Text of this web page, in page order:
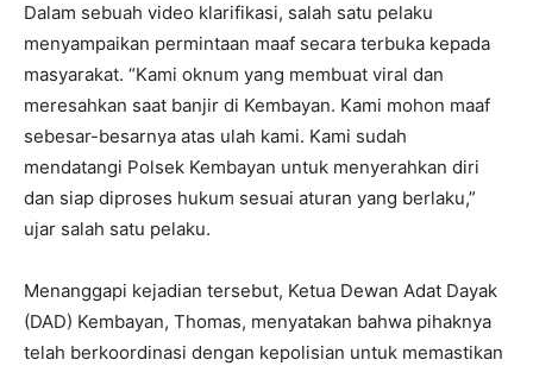
Dalam sebuah video klarifikasi, salah satu pelaku
menyampaikan permintaan maaf secara terbuka kepada
masyarakat. “Kami oknum yang membuat viral dan
meresahkan saat banjir di Kembayan. Kami mohon maaf
sebesar-besarnya atas ulah kami. Kami sudah
mendatangi Polsek Kembayan untuk menyerahkan diri
dan siap diproses hukum sesuai aturan yang berlaku,”
ujar salah satu pelaku.
Menanggapi kejadian tersebut, Ketua Dewan Adat Dayak
(DAD) Kembayan, Thomas, menyatakan bahwa pihaknya
telah berkoordinasi dengan kepolisian untuk memastikan